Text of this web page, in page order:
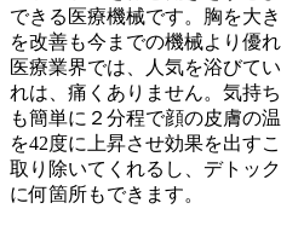
できる医療機械です。胸を大
を改善も今までの機械より優れ
医療業界では、人気を浴びて
れは、痛くありません。気持
も簡単に２分程で顔の皮膚の
を42度に上昇させ効果を出す
取り除いてくれるし、デトッ
に何箇所もできます。